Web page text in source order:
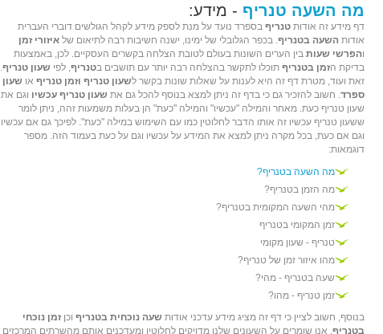
מה השעה טנריף - מידע:
דף מידע זה אודות טנריף בספרד נועד על מנת לספק מידע לקהל הגולשים דוברי העברית
אודות השעה בטנריף. בכפר הגלובלי של ימינו, ישנה חשיבות רבה לתיאום של איזורי זמן
והפרשי שעות בין הערים השונות בעולם לטובת הצלחה בקשרים העסקיים. לכן, באמצעות
בדיקת הזמן בטנריף תוכלו לתקשר בהצלחה רבה יותר עם תושבים בטנריף, לפי שעון טנריף.
זאת ועוד, מטרת דף זה היא לענות על שאלות שונות בקשר לשעון טנריף וזמן טנריף או שעון
ספרד. חשוב להזכיר גם כי בדף זה ניתן למצא בנוסף להכל גם את שעון טנריף עכשיו וגם את
שעון טנריף כעת. מאחר והמילה "עכשיו" והמילה "כעת" הן בעלות משמעות זהה, ניתן לומר
ששעון טנריף עכשיו זה אותו הדבר לחלוטין כמו עם השימוש במילה "כעת". לפיכך גם אם עכשיו
וגם אם כעת, בכל מקרה ניתן למצא את המידע על עכשיו וגם על כעת בעמוד הזה. מספר
דוגמאות:
מה השעה בטנריף?
מה הזמן בטנריף?
מהי השעה המקומית בטנריף?
זמן המקומי בטנריף
טנריף - שעון מקומי
מהו איזור זמן של טנריף?
שעה בטנריף - מהי?
זמן טנריף - מהו?
בנוסף, חשוב לציין כי דף זה מציג מידע עדכני אודות שעה נוכחית בטנריף וכןזמן נוכחי
בטנריף. אנו שומרים על השעונים שלנו מדויקים לחלוטין ומעדכנים אותם מהשרתים המרכזים